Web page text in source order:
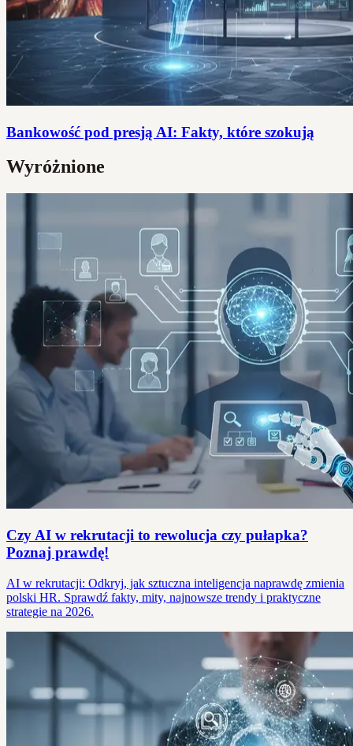
Bankowość pod presją AI: Fakty, które szokują
Wyróżnione
Czy AI w rekrutacji to rewolucja czy pułapka?
Poznaj prawdę!
AI w rekrutacji: Odkryj, jak sztuczna inteligencja naprawdę zmienia
polski HR. Sprawdź fakty, mity, najnowsze trendy i praktyczne
strategie na 2026.